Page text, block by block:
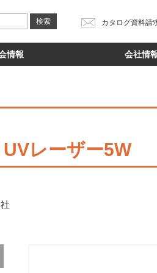
カタログ資料請
情報 会社情
レーザー5W
社